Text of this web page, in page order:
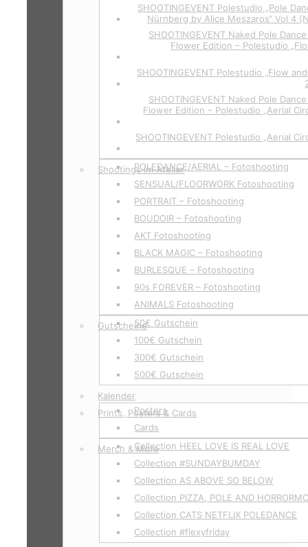
SHOOTINGEVENT Polestudio „Pole
Nürnberg by Alice Meszaros“ Vol 4
SHOOTINGEVENT Naked Pole
Flower Edition – Polestudio
SHOOTINGEVENT Polestudio „Flow
SHOOTINGEVENT Naked Pole
Flower Edition – Polestudio „Aerial
SHOOTINGEVENT Polestudio „Aerial
Shootings im Atelier
POLEDANCE/AERIAL – Fotoshooting
SENSUAL/FLOORWORK Fotoshooting
PORTRAIT – Fotoshooting
BOUDOIR – Fotoshooting
AKT Fotoshooting
BLACK MAGIC – Fotoshooting
BURLESQUE – Fotoshooting
90s FOREVER – Fotoshooting
ANIMALS Fotoshooting
Gutscheine50€ Gutschein
100€ Gutschein
300€ Gutschein
500€ Gutschein
Kalender
Prints, Posters & Cards
Posters
Cards
Merch & MoreCollection HEEL LOVE IS REAL LOVE
Collection #SUNDAYBUMDAY
Collection AS ABOVE SO BELOW
Collection PIZZA, POLE AND
Collection CATS NETFLIX POLEDANCE
Collection #flexyfriday